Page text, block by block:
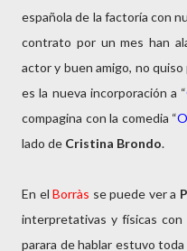
española de la factoría con
contrato por un mes han
actor y buen amigo, no
es la nueva incorporación a “
compagina con la comedia “
lado de Cristina Brondo.
En el Borràs se puede ver a
interpretativas y físicas con
parara de hablar estuvo